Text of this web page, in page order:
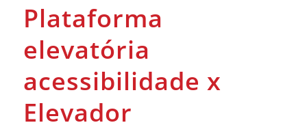
Plataforma
elevatória
acessibilidade x
Elevador